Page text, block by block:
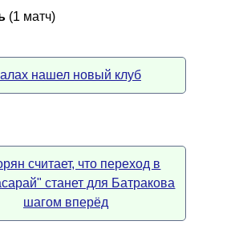
(1 матч)
нашел новый клуб
считает, что переход в
станет для Батракова
шагом вперёд